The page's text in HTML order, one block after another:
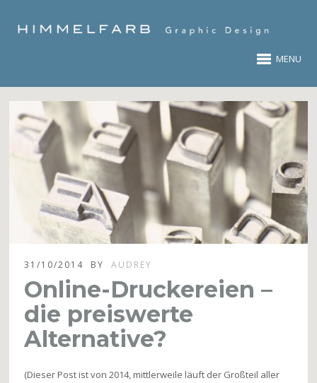
MENU
31/10/2014 BY AUDREY
Online-Druckereien –
die preiswerte
Alternative?
(Dieser Post ist von 2014, mittlerweile läuft der Großteil aller